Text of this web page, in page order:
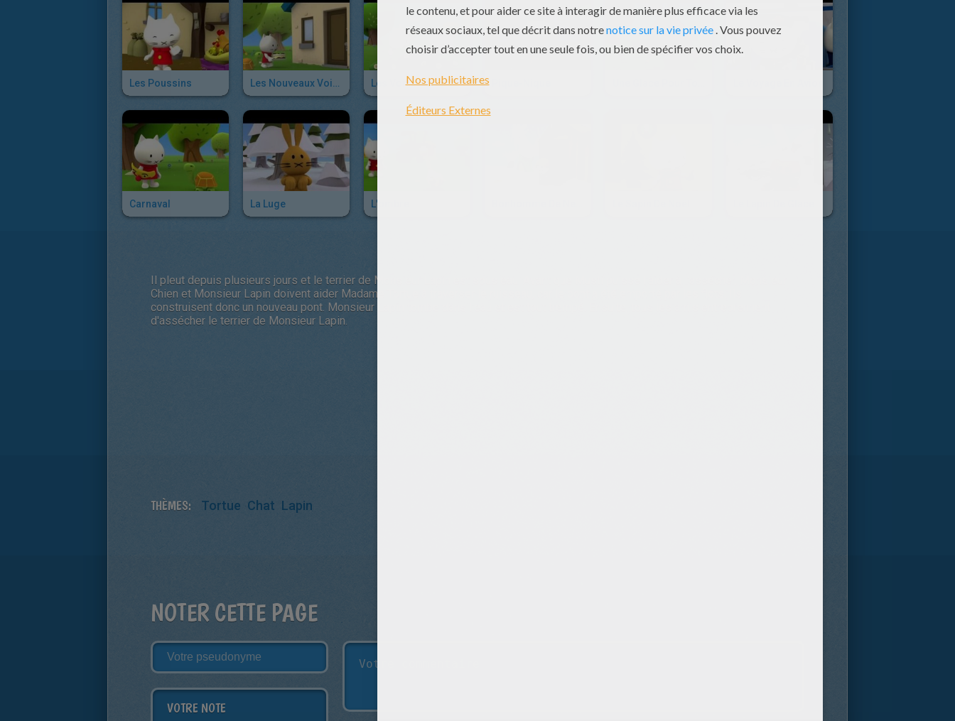
Les Poussins Les Voitures De Course
Carnaval La Luge L'ombre
Il pleut depuis plusieurs jours et le terrier de Monsieur Lapin est sous eau. Avant que Musti puisse l'aider à l'assécher, Monsieur
Chien et Monsieur Lapin doivent aider Madame Tortue à traverser le ruisseau, car le pont a été emporté par les flots. Ils
construisent donc un nouveau pont. Monsieur Lapin tombe dans l'eau et est tout trempé. Ensuite, tous les amis entreprennent
d'assécher le terrier de Monsieur Lapin.
THÈMES: Tortue Chat Lapin
NOTER CETTE PAGE
VOTRE NOTE